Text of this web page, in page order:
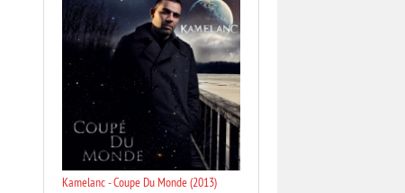
Kamelanc - Coupe Du Monde (2013)